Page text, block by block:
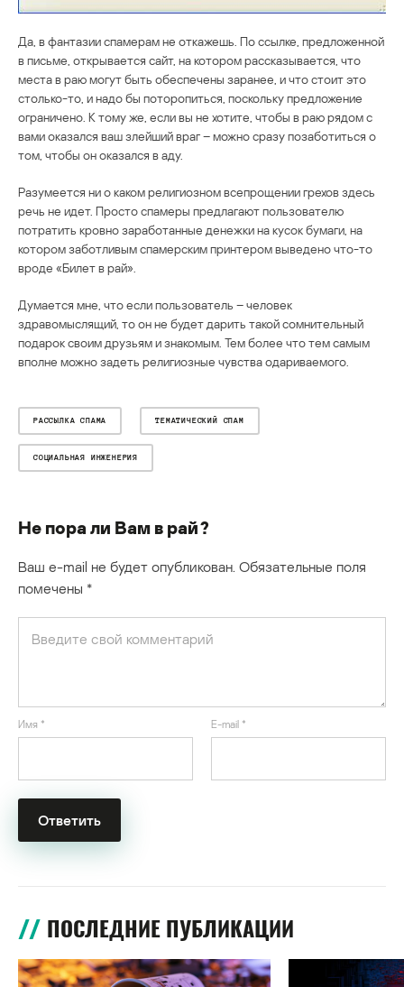
Да, в фантазии спамерам не откажешь. По ссылке, предложенной
в письме, открывается сайт, на котором рассказывается, что
места в раю могут быть обеспечены заранее, и что стоит это
столько-то, и надо бы поторопиться, поскольку предложение
ограничено. К тому же, если вы не хотите, чтобы в раю рядом с
вами оказался ваш злейший враг – можно сразу позаботиться о
том, чтобы он оказался в аду.
Разумеется ни о каком религиозном всепрощении грехов здесь
речь не идет. Просто спамеры предлагают пользователю
потратить кровно заработанные денежки на кусок бумаги, на
котором заботливым спамерским принтером выведено что-то
вроде «Билет в рай».
Думается мне, что если пользователь – человек
здравомыслящий, то он не будет дарить такой сомнительный
подарок своим друзьям и знакомым. Тем более что тем самым
вполне можно задеть религиозные чувства одариваемого.
РАССЫЛКА СПАМА ТЕМАТИЧЕСКИЙ СПАМ
СОЦИАЛЬНАЯ ИНЖЕНЕРИЯ
Не пора ли Вам в рай?
Ваш e-mail не будет опубликован. Обязательные поля
помечены *
Имя * E-mail *
ПОСЛЕДНИЕ ПУБЛИКАЦИИ